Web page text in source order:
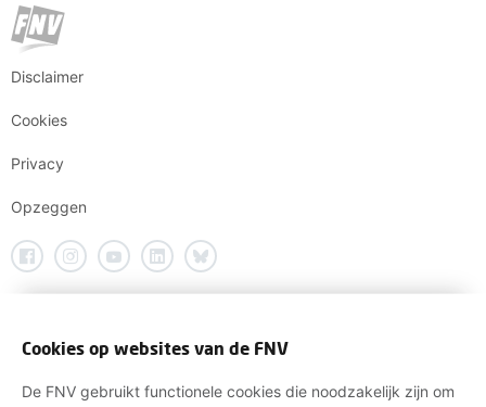
Disclaimer
Cookies
Privacy
Opzeggen
Cookies op websites van de FNV
De FNV gebruikt functionele cookies die noodzakelijk zijn om